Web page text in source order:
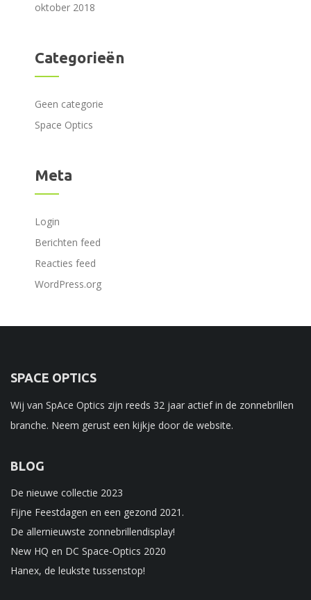
oktober 2018
Categorieën
Geen categorie
Space Optics
Meta
Login
Berichten feed
Reacties feed
WordPress.org
SPACE OPTICS
Wij van SpAce Optics zijn reeds 32 jaar actief in de zonnebrillen
branche. Neem gerust een kijkje door de website.
BLOG
De nieuwe collectie 2023
Fijne Feestdagen en een gezond 2021.
De allernieuwste zonnebrillendisplay!
New HQ en DC Space-Optics 2020
Hanex, de leukste tussenstop!